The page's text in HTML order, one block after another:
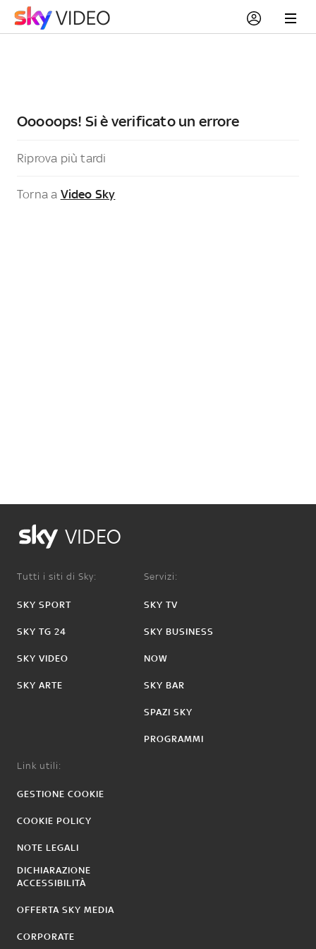
Ooooops! Si è verificato un errore
Riprova più tardi
Torna a Video Sky
VIDEO
Tutti i siti di Sky:
SKY SPORT
SKY TG 24
SKY VIDEO
SKY ARTE
Servizi:
SKY TV
SKY BUSINESS
NOW
SKY BAR
SPAZI SKY
PROGRAMMI
Link utili:
GESTIONE COOKIE
COOKIE POLICY
NOTE LEGALI
DICHIARAZIONE
ACCESSIBILITÀ
OFFERTA SKY MEDIA
CORPORATE